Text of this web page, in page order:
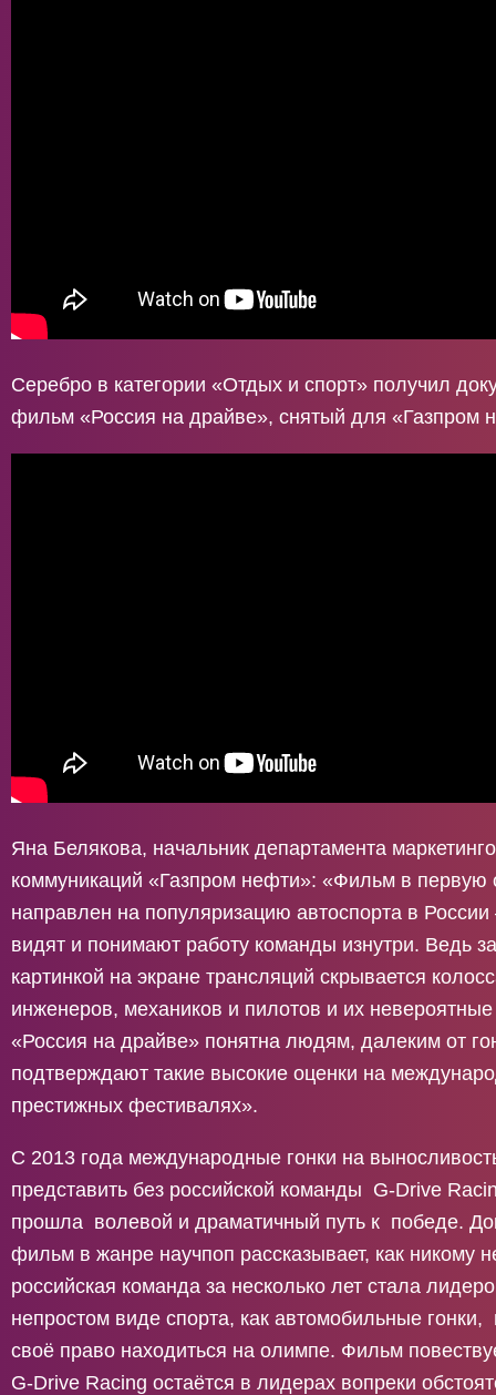
Серебро в категории «Отдых и спорт» получил
фильм «Россия на драйве», снятый для «Газпром
Яна Белякова, начальник департамента
коммуникаций «Газпром нефти»: «Фильм в первую
направлен на популяризацию автоспорта в России
видят и понимают работу команды изнутри. Ведь
картинкой на экране трансляций скрывается
инженеров, механиков и пилотов и их
«Россия на драйве» понятна людям, далеким от
подтверждают такие высокие оценки на
престижных фестивалях».
С 2013 года международные гонки на
представить без российской команды G-Drive
прошла волевой и драматичный путь к победе.
фильм в жанре научпоп рассказывает, как никому
российская команда за несколько лет стала
непростом виде спорта, как автомобильные
своё право находиться на олимпе. Фильм
G-Drive Racing остаётся в лидерах вопреки